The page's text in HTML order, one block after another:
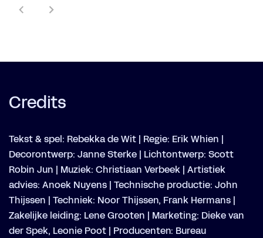
Credits
Tekst & spel: Rebekka de Wit | Regie: Erik Whien |
Decorontwerp: Janne Sterke | Lichtontwerp: Scott
Robin Jun | Muziek: Christiaan Verbeek | Artistiek
advies: Anoek Nuyens | Technische productie: John
Thijssen | Techniek: Noor Thijssen, Frank Hermans |
Zakelijke leiding: Lene Grooten | Marketing: Dieke van
der Spek, Leonie Poot | Producenten: Bureau